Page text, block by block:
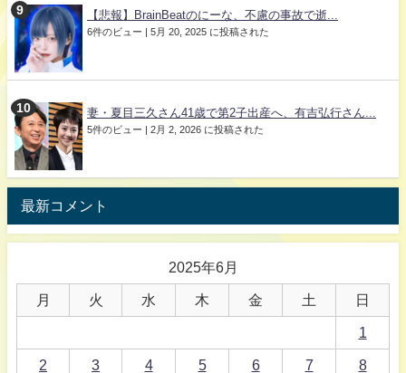
【悲報】BrainBeatのにーな、不慮の事故で逝...
6件のビュー | 5月 20, 2025 に投稿された
妻・夏目三久さん41歳で第2子出産へ、有吉弘行さん...
5件のビュー | 2月 2, 2026 に投稿された
最新コメント
2025年6月
月 火 水 木 金 土 日
1
2 3 4 5 6 7 8